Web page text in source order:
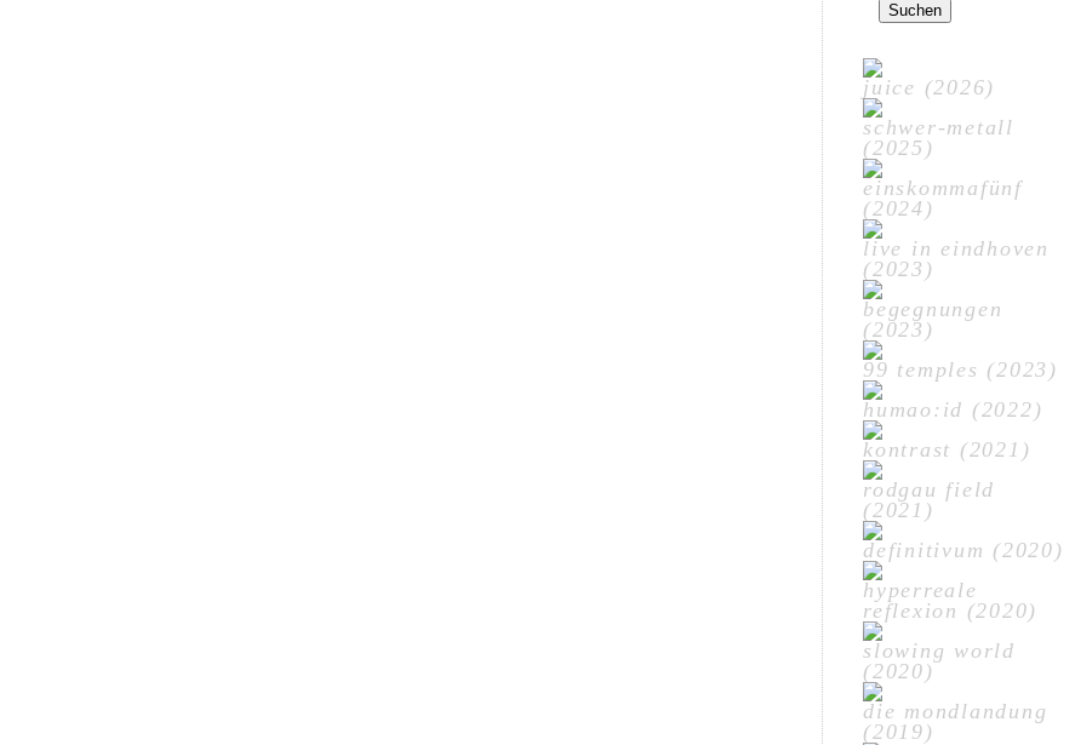
nach:
juice (2026)
schwer-metall
(2025)
einskommafünf
(2024)
live in eindhoven
(2023)
begegnungen
(2023)
99 temples (2023)
humao:id (2022)
kontrast (2021)
rodgau field
(2021)
definitivum (2020)
hyperreale
reflexion (2020)
slowing world
(2020)
die mondlandung
(2019)